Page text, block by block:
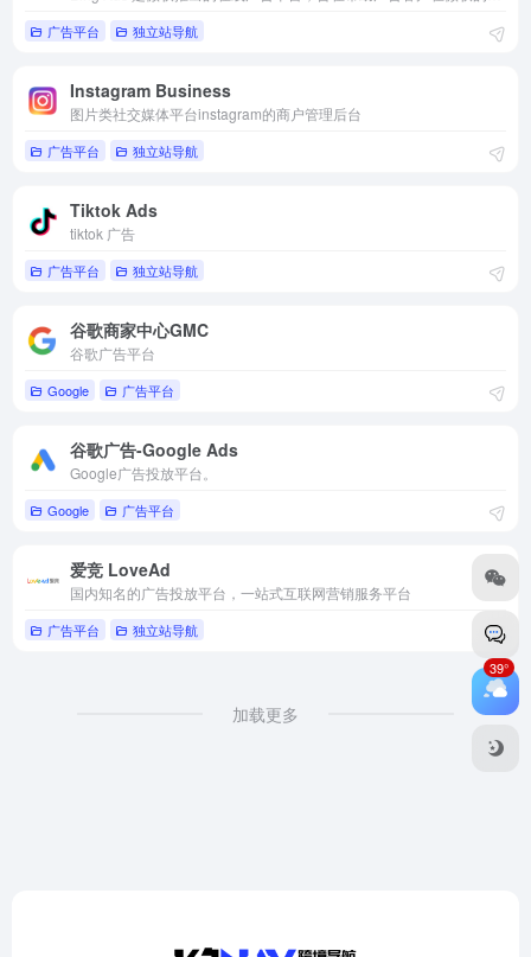
广告平台 独立站导航
Instagram Business
图片类社交媒体平台instagram的商户管理后台
广告平台 独立站导航
Tiktok Ads
tiktok 广告
广告平台 独立站导航
谷歌商家中心GMC
谷歌广告平台
Google 广告平台
谷歌广告-Google Ads
Google广告投放平台。
Google 广告平台
爱竞 LoveAd
国内知名的广告投放平台，一站式互联网营销服务平台
广告平台 独立站导航
加载更多
39°